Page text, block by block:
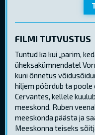
FILMI TUTVUSTUS
Tuntud ka kui „parim,
üheksakümnendatel
kuni õnnetus
hiljem pöördub ta poole
Cervantes, kellele
meeskond. Ruben
meeskonda päästa ja
Meeskonna teiseks